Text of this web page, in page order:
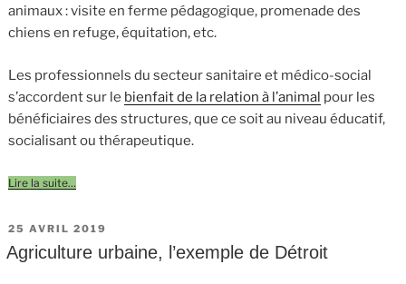
animaux : visite en ferme pédagogique, promenade des
chiens en refuge, équitation, etc.
Les professionnels du secteur sanitaire et médico-social
s’accordent sur le bienfait de la relation à l’animal pour les
bénéficiaires des structures, que ce soit au niveau éducatif,
socialisant ou thérapeutique.
Lire la suite…
PUBLIÉ
LE
25 AVRIL 2019
Agriculture urbaine, l’exemple de Détroit